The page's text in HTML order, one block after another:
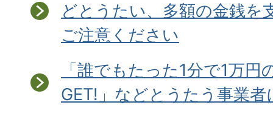
どとうたい、多額の金銭を
ご注意ください
「誰でもたった1分で1万
GET!」などとうたう事業